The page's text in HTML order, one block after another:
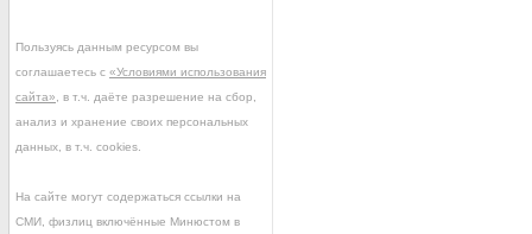
Пользуясь данным ресурсом вы
соглашаетесь с «Условиями использования
сайта» , в т.ч. даёте разрешение на сбор,
анализ и хранение своих персональных
данных, в т.ч. cookies.
На сайте могут содержаться ссылки на
СМИ, физлиц включённые Минюстом в